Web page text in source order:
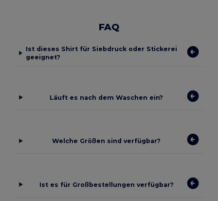
FAQ
Ist dieses Shirt für Siebdruck oder Stickerei
geeignet?
Läuft es nach dem Waschen ein?
Welche Größen sind verfügbar?
Ist es für Großbestellungen verfügbar?